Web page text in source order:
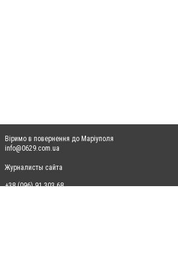
Віримо в повернення до Маріуполя
info@0629.com.ua
Журналисты сайта
+38 (096) 91 303 68